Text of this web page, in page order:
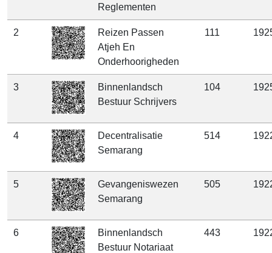
Reglementen
2
Reizen Passen
Atjeh En
Onderhoorigheden
111
3
Binnenlandsch
Bestuur Schrijvers
104
4
Decentralisatie
Semarang
514
5
Gevangeniswezen
Semarang
505
6
Binnenlandsch
Bestuur Notariaat
443